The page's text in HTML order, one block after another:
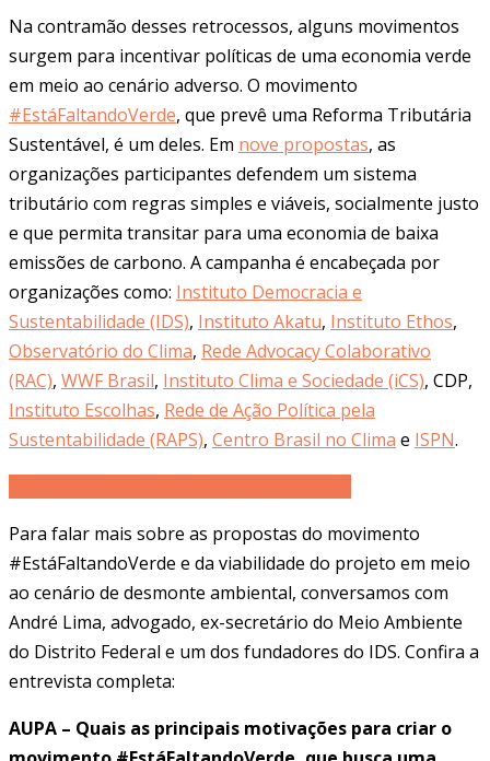
Na contramão desses retrocessos, alguns movimentos
surgem para incentivar políticas de uma economia verde
em meio ao cenário adverso. O movimento
#EstáFaltandoVerde, que prevê uma Reforma Tributária
Sustentável, é um deles. Em nove propostas, as
organizações participantes defendem um sistema
tributário com regras simples e viáveis, socialmente justo
e que permita transitar para uma economia de baixa
emissões de carbono. A campanha é encabeçada por
organizações como: Instituto Democracia e
Sustentabilidade (IDS), Instituto Akatu, Instituto Ethos,
Observatório do Clima, Rede Advocacy Colaborativo
(RAC), WWF Brasil, Instituto Clima e Sociedade (iCS), CDP,
Instituto Escolhas, Rede de Ação Política pela
Sustentabilidade (RAPS), Centro Brasil no Clima e ISPN.
Para falar mais sobre as propostas do movimento
#EstáFaltandoVerde e da viabilidade do projeto em meio
ao cenário de desmonte ambiental, conversamos com
André Lima, advogado, ex-secretário do Meio Ambiente
do Distrito Federal e um dos fundadores do IDS. Confira a
entrevista completa:
AUPA – Quais as principais motivações para criar o